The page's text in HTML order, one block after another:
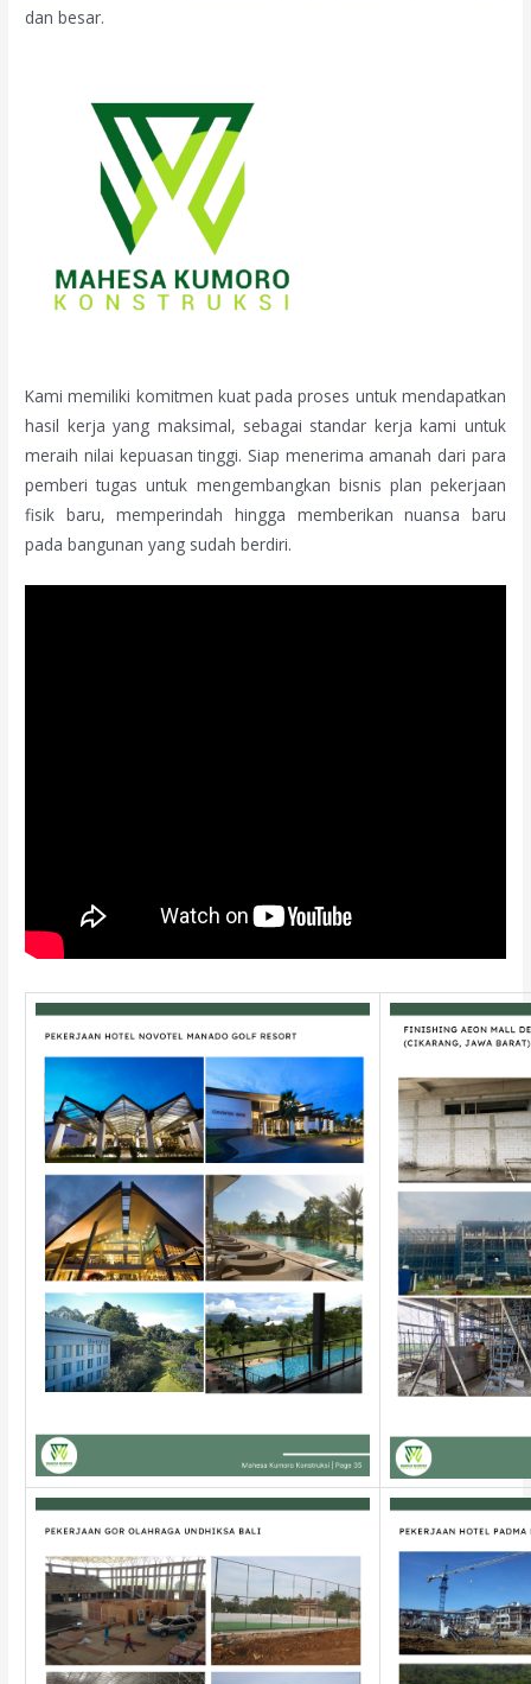
dan besar.
Kami memiliki komitmen kuat pada proses untuk mendapatkan
hasil kerja yang maksimal, sebagai standar kerja kami untuk
meraih nilai kepuasan tinggi. Siap menerima amanah dari para
pemberi tugas untuk mengembangkan bisnis plan pekerjaan
fisik baru, memperindah hingga memberikan nuansa baru
pada bangunan yang sudah berdiri.